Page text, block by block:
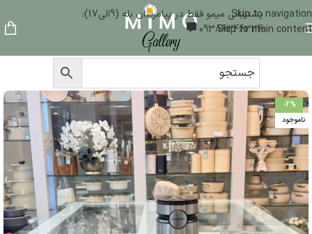
Skip to navigation
Skip to main content
پشتیبانی میمو فقط در پیامرسان بله (9الی17):
09386346324
-2%
ناموجود